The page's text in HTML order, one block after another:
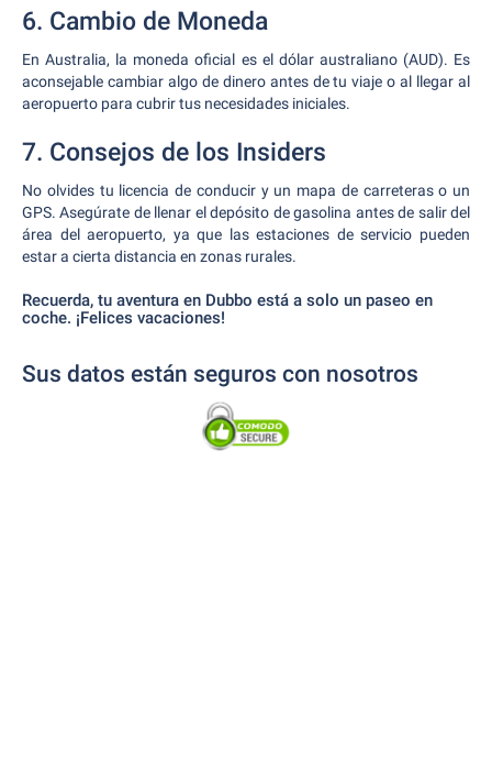
6. Cambio de Moneda
En Australia, la moneda oficial es el dólar australiano (AUD). Es
aconsejable cambiar algo de dinero antes de tu viaje o al llegar al
aeropuerto para cubrir tus necesidades iniciales.
7. Consejos de los Insiders
No olvides tu licencia de conducir y un mapa de carreteras o un
GPS. Asegúrate de llenar el depósito de gasolina antes de salir del
área del aeropuerto, ya que las estaciones de servicio pueden
estar a cierta distancia en zonas rurales.
Recuerda, tu aventura en Dubbo está a solo un paseo en
coche. ¡Felices vacaciones!
Sus datos están seguros con nosotros